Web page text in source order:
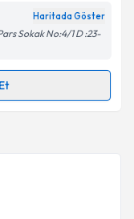
belirtilen
Haritada Göster
Sokak No:4/1 D :23-
ile